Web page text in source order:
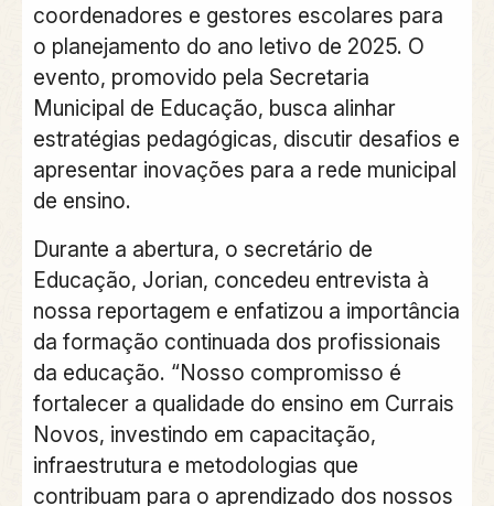
coordenadores e gestores escolares para
o planejamento do ano letivo de 2025. O
evento, promovido pela Secretaria
Municipal de Educação, busca alinhar
estratégias pedagógicas, discutir desafios e
apresentar inovações para a rede municipal
de ensino.
Durante a abertura, o secretário de
Educação, Jorian, concedeu entrevista à
nossa reportagem e enfatizou a importância
da formação continuada dos profissionais
da educação. “Nosso compromisso é
fortalecer a qualidade do ensino em Currais
Novos, investindo em capacitação,
infraestrutura e metodologias que
contribuam para o aprendizado dos nossos